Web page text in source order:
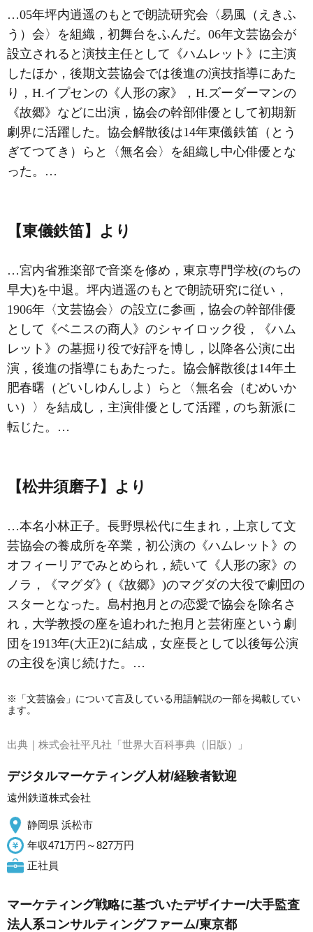
…05年坪内逍遥のもとで朗読研究会〈易風（えきふ
う）会〉を組織，初舞台をふんだ。06年文芸協会が
設立されると演技主任として《ハムレット》に主演
したほか，後期文芸協会では後進の演技指導にあた
り，H.イプセンの《人形の家》，H.ズーダーマンの
《故郷》などに出演，協会の幹部俳優として初期新
劇界に活躍した。協会解散後は14年東儀鉄笛 （とう
ぎてつてき）らと〈無名会〉を組織し中心俳優とな
った。…
【東儀鉄笛】より
…宮内省雅楽部で音楽を修め，東京専門学校(のちの
早大)を中退。坪内逍遥のもとで朗読研究に従い，
1906年〈文芸協会 〉の設立に参画，協会の幹部俳優
として《ベニスの商人》のシャイロック役，《ハム
レット》の墓掘り役で好評を博し，以降各公演に出
演，後進の指導にもあたった。協会解散後は14年土
肥春曙 （どいしゆんしよ）らと〈無名会（むめいか
い）〉を結成し，主演俳優として活躍，のち新派に
転じた。…
【松井須磨子】より
…本名小林正子。長野県松代に生まれ，上京して文
芸協会の養成所を卒業，初公演の《ハムレット》の
オフィーリアでみとめられ，続いて《人形の家》の
ノラ，《マグダ》(《故郷》)のマグダの大役で劇団の
スターとなった。 島村抱月 との恋愛で協会を除名さ
れ，大学教授の座を追われた抱月と 芸術座 という劇
団を1913年(大正2)に結成，女座長として以後毎公演
の主役を演じ続けた。…
※「文芸協会」について言及している用語解説の一部を掲載してい
ます。
出典｜ 株式会社平凡社「世界大百科事典（旧版）」
デジタルマーケティング人材/経験者歓迎
遠州鉄道株式会社
静岡県 浜松市
年収471万円～827万円
正社員
マーケティング戦略に基づいたデザイナー/大手監査
法人系コンサルティングファーム/東京都